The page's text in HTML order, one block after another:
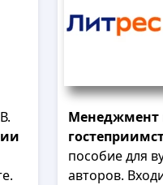
Менеджмент
пособие для
авторов.